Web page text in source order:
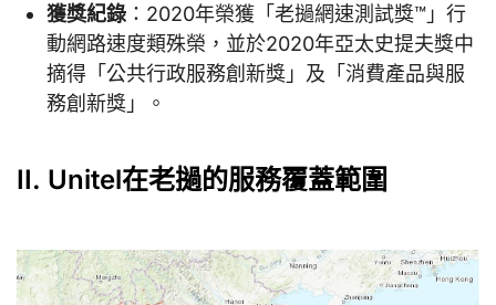
獲獎紀錄 ：2020年榮獲「老撾網速測試獎™」行
動網路速度類殊榮，並於2020年亞太史提夫獎中
摘得「公共行政服務創新獎」及「消費產品與服
務創新獎」。
II. Unitel在老撾的服務覆蓋範圍